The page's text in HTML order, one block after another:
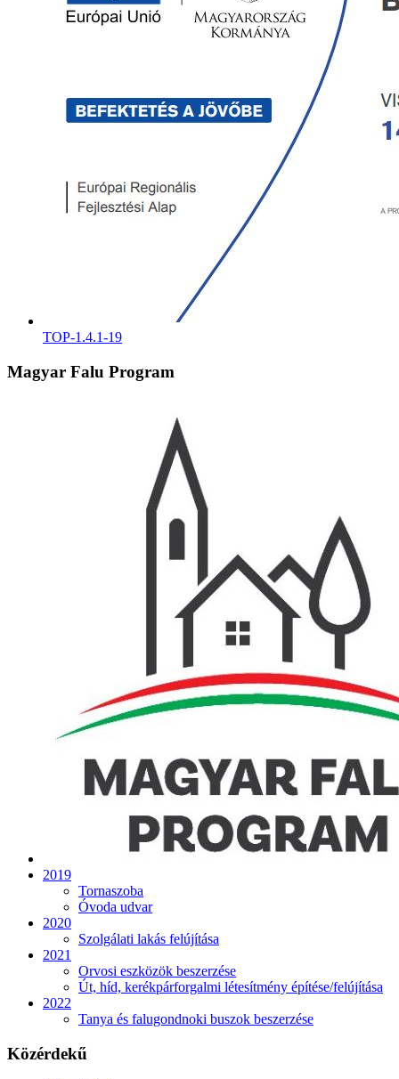
TOP-1.4.1-19
Magyar Falu Program
2019
Tornaszoba
Óvoda udvar
2020
Szolgálati lakás felújítása
2021
Orvosi eszközök beszerzése
Út, híd, kerékpárforgalmi létesítmény építése/felújítása
2022
Tanya és falugondnoki buszok beszerzése
Közérdekű